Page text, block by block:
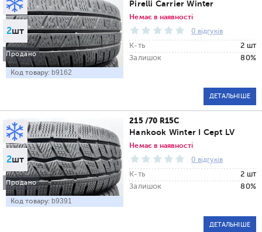
2шт
Продано
Код товару: b9162
Pirelli Carrier Winter
Немає в наявності
0 відгуків
К-ть
2 шт
Залишок
80%
ДЕТАЛЬНІШЕ
2шт
Продано
Код товару: b9391
215 /70 R15C
Hankook Winter I Cept LV
Немає в наявності
0 відгуків
К-ть
2 шт
Залишок
80%
ДЕТАЛЬНІШЕ